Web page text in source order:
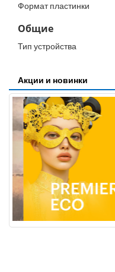
Формат пластинки
Общие
Тип устройства
Акции и новинки